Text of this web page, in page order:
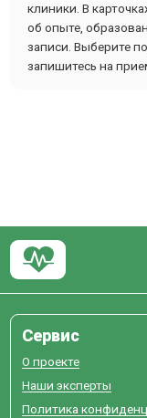
клиники. В
об опыте,
записи. Выберите
запишитесь на
Сервис
О проекте
Наши эксперты
Политика